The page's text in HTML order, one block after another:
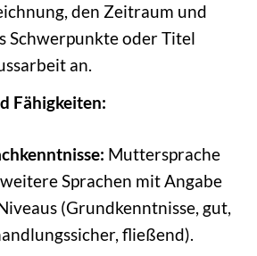
den Zeitraum und
Schwerpunkte oder Titel
an.
Fähigkeiten:
Muttersprache
Sprachen mit Angabe
(Grundkenntnisse, gut,
fließend).